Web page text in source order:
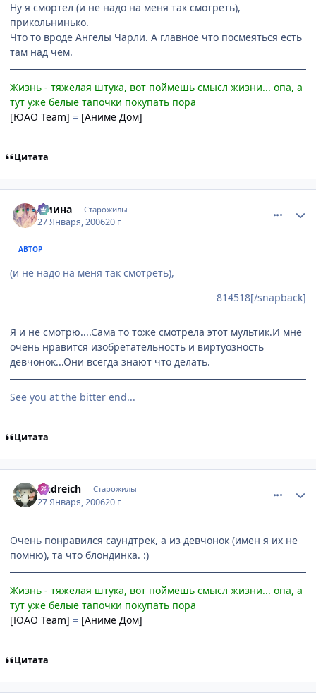
Ну я смортел (и не надо на меня так смотреть),
прикольнинько.
Что то вроде Ангелы Чарли. А главное что посмеяться есть
там над чем.
Жизнь - тяжелая штука, вот поймешь смысл жизни... опа, а
тут уже белые тапочки покупать пора
[ЮАО Team] = [Аниме Дом]
Цитата
Амина Старожилы
27 Января, 200620 г
АВТОР
(и не надо на меня так смотреть),
814518[/snapback]
Я и не смотрю....Сама то тоже смотрела этот мультик.И мне
очень нравится изобретательность и виртуозность
девчонок...Они всегда знают что делать.
See you at the bitter end...
Цитата
Andreich Старожилы
27 Января, 200620 г
Очень понравился саундтрек, а из девчонок (имен я их не
помню), та что блондинка. :)
Жизнь - тяжелая штука, вот поймешь смысл жизни... опа, а
тут уже белые тапочки покупать пора
[ЮАО Team] = [Аниме Дом]
Цитата